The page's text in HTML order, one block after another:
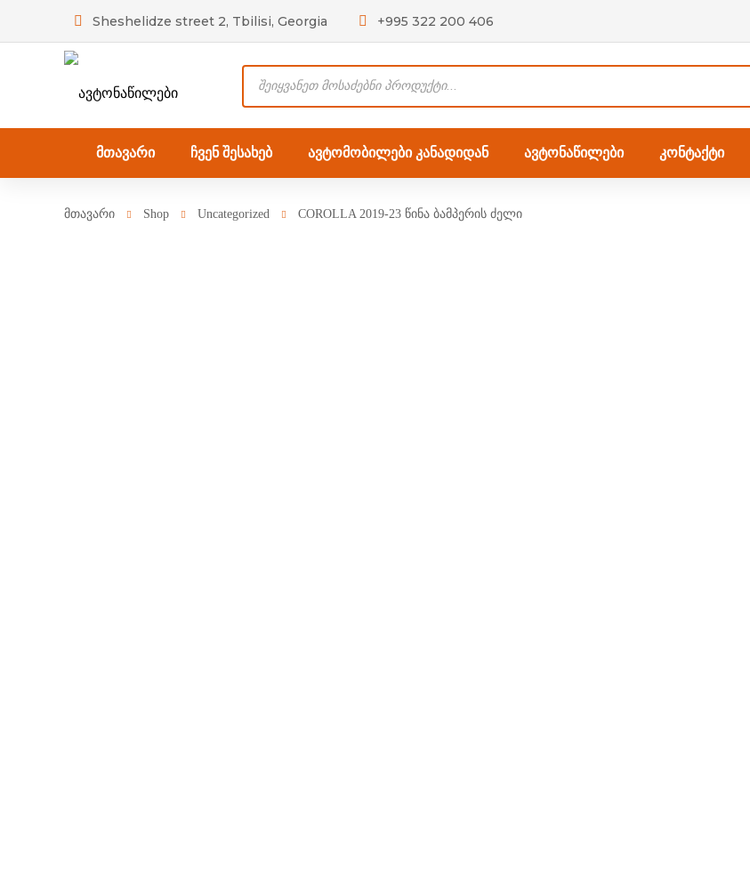
Sheshelidze street 2, Tbilisi, Georgia +995 322 200 406
Products
search
მთავარი ჩვენ შესახებ ავტომობილები კანადიდან ავტონაწილები კონტაქტი
მთავარი Shop Uncategorized COROLLA 2019-23 წინა ბამპერის ძელი